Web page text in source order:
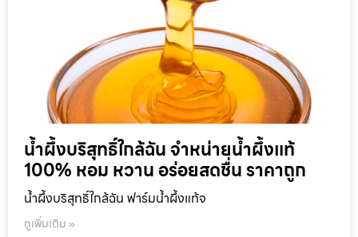
น้ำผึ้งบริสุทธิ์ใกล้ฉัน จำหน่ายน้ำผึ้งแท้
100% หอม หวาน อร่อยสดชื่น ราคาถูก
น้ำผึ้งบริสุทธิ์ใกล้ฉัน ฟาร์มน้ำผึ้งแท้จ
ดูเพิ่มเติม »